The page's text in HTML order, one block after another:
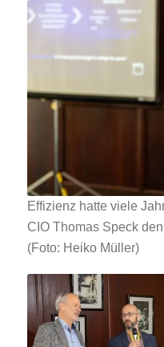
Effizienz hatte viele
CIO Thomas Speck
(Foto: Heiko Müller)